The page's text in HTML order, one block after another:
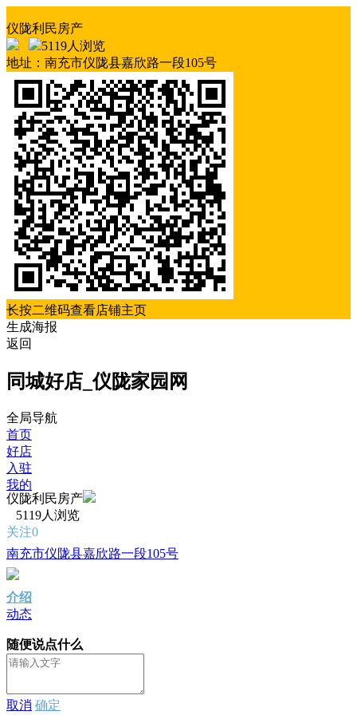
仪陇利民房产
5119人浏览
地址：南充市仪陇县嘉欣路一段105号
长按二维码查看店铺主页
生成海报
返回
同城好店_仪陇家园网
全局导航
首页
好店
入驻
我的
仪陇利民房产
5119人浏览
关注0
南充市仪陇县嘉欣路一段105号
介绍
动态
随便说点什么
取消 确定